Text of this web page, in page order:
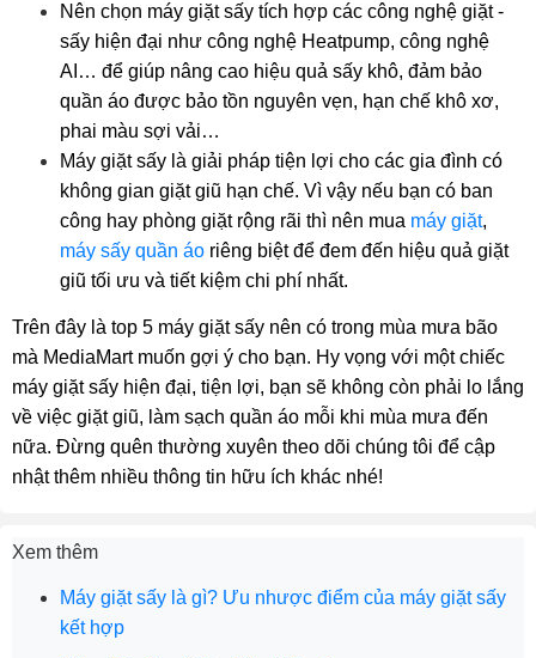
Nên chọn máy giặt sấy tích hợp các công nghệ giặt -
sấy hiện đại như công nghệ Heatpump, công nghệ
AI… để giúp nâng cao hiệu quả sấy khô, đảm bảo
quần áo được bảo tồn nguyên vẹn, hạn chế khô xơ,
phai màu sợi vải…
Máy giặt sấy là giải pháp tiện lợi cho các gia đình có
không gian giặt giũ hạn chế. Vì vậy nếu bạn có ban
công hay phòng giặt rộng rãi thì nên mua máy giặt,
máy sấy quần áo riêng biệt để đem đến hiệu quả giặt
giũ tối ưu và tiết kiệm chi phí nhất.
Trên đây là top 5 máy giặt sấy nên có trong mùa mưa bão
mà MediaMart muốn gợi ý cho bạn. Hy vọng với một chiếc
máy giặt sấy hiện đại, tiện lợi, bạn sẽ không còn phải lo lắng
về việc giặt giũ, làm sạch quần áo mỗi khi mùa mưa đến
nữa. Đừng quên thường xuyên theo dõi chúng tôi để cập
nhật thêm nhiều thông tin hữu ích khác nhé!
Xem thêm
Máy giặt sấy là gì? Ưu nhược điểm của máy giặt sấy
kết hợp